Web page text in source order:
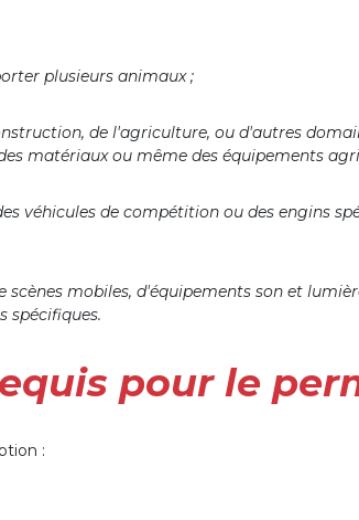
plusieurs animaux ;
de l'agriculture, ou d'autres
matériaux ou même des équipements
véhicules de compétition ou des engins
mobiles, d'équipements son et
spécifiques.
pour le
: